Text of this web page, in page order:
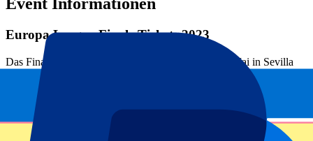
Europa League Finale Tickets 2023
Das Finale der Europa League 2022 wurde am 18. Mai in Sevilla
ausgetragen. Eintracht Frankfurt traf im Estadio Ramón Sánchez
Pizjuán auf die FC Rangers. Die Rangers gingen in Führung,
verloren aber schließlich nach Elfmeterschießen. Eintracht Frankfurt
hat nun zum zweiten Mal in der Vereinsgeschichte das Finale der
Europa League gewonnen.